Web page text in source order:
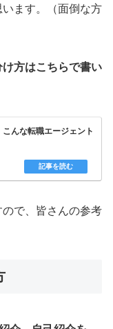
ます。（面倒な方
方はこちらで書い
こんな転職エージェント
で、皆さんの参考